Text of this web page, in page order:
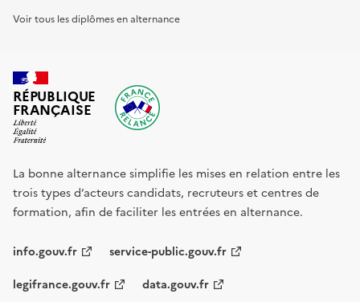
Voir tous les diplômes en alternance
RÉPUBLIQUE
FRANÇAISE
La bonne alternance simplifie les mises en relation entre les
trois types d’acteurs candidats, recruteurs et centres de
formation, afin de faciliter les entrées en alternance.
info.gouv.fr service-public.gouv.fr
legifrance.gouv.fr data.gouv.fr